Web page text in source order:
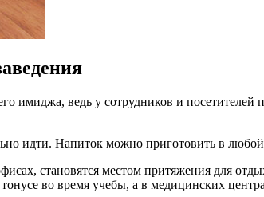
имиджа, ведь у сотрудников и
идти. Напиток можно приготовить в
становятся местом притяжения для
во время учебы, а в медицинских